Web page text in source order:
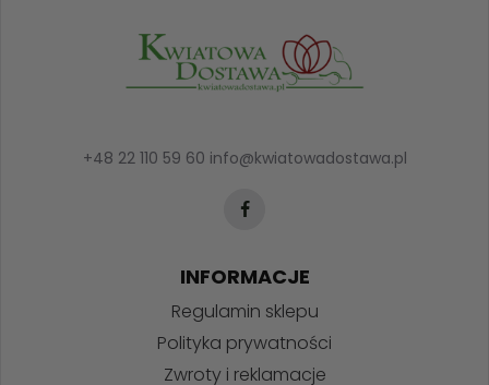
+48 22 110 59 60 info@kwiatowadostawa.pl
INFORMACJE
Regulamin sklepu
Polityka prywatności
Zwroty i reklamacje